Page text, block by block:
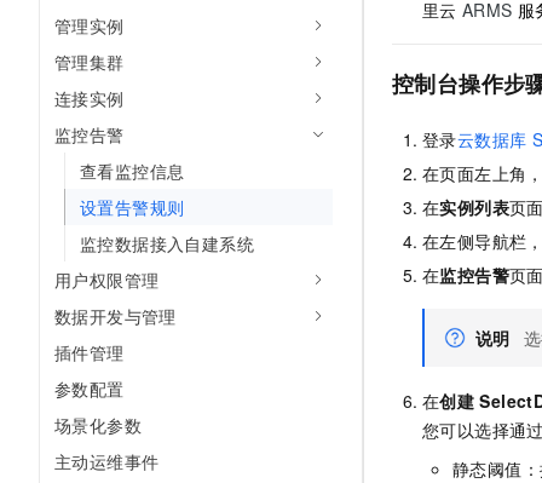
管理实例
管理集群
连接实例
监控告警
查看监控信息
设置告警规则
监控数据接入自建系统
用户权限管理
数据开发与管理
插件管理
参数配置
场景化参数
主动运维事件
里云 ARMS 服
控制台操作步
登录云数据库
在页面左上角
在实例列表页
在左侧导航栏
在监控告警页
说明
在创建
您可以选择通
静态阈值
在线体验全尺寸、多种模
Happy 系列大模型
大模型解决方案
快速部署 Dify，高效搭
10 分钟在聊天系统中
企业服务与云通信
终端用户计算
Serverless
开发工具
迁移与运维管理
专有云